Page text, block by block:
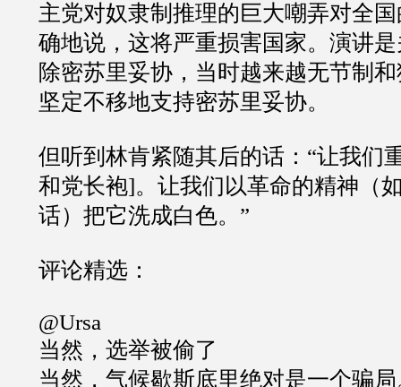
主党对奴隶制推理的巨大嘲弄对全
确地说，这将严重损害国家。演讲
除密苏里妥协，当时越来越无节制
坚定不移地支持密苏里妥协。
但听到林肯紧随其后的话： “让我们
和党长袍]。让我们以革命的精神（
话）把它洗成白色。 ”
评论精选：
@Ursa
当然，选举被偷了
当然，气候歇斯底里绝对是一个骗